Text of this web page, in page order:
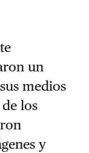
un
medios
los
y